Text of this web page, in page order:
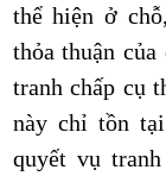
thể hiện ở
thỏa thuận
tranh chấp cụ
này chỉ tồn
quyết vụ